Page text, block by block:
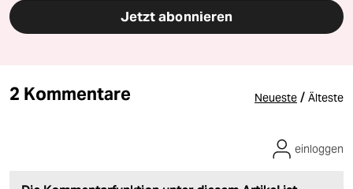
Jetzt abonnieren
2 Kommentare Neueste / Älteste
einloggen